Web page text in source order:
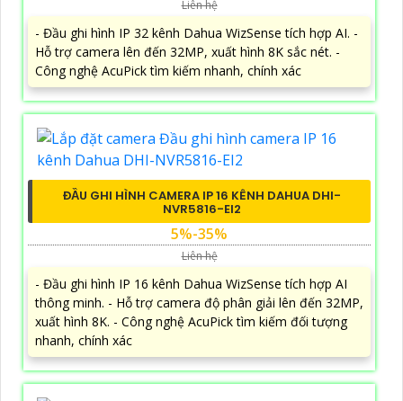
Liên hệ
- Đầu ghi hình IP 32 kênh Dahua WizSense tích hợp AI. -
Hỗ trợ camera lên đến 32MP, xuất hình 8K sắc nét. -
Công nghệ AcuPick tìm kiếm nhanh, chính xác
ĐẦU GHI HÌNH CAMERA IP 16 KÊNH DAHUA DHI-
NVR5816-EI2
5%-35%
Liên hệ
- Đầu ghi hình IP 16 kênh Dahua WizSense tích hợp AI
thông minh. - Hỗ trợ camera độ phân giải lên đến 32MP,
xuất hình 8K. - Công nghệ AcuPick tìm kiếm đối tượng
nhanh, chính xác